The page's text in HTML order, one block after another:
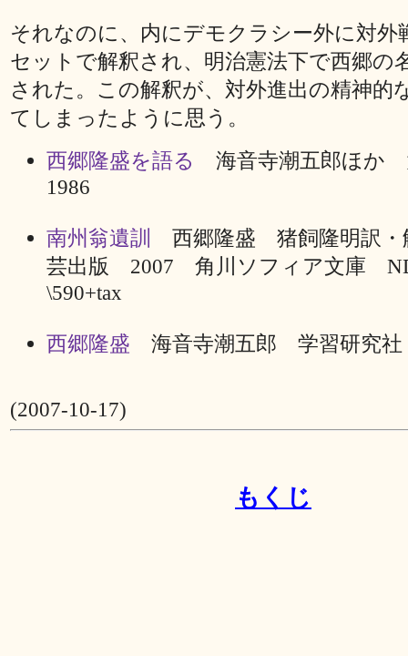
それなのに、内にデモクラシー外に対外
セットで解釈され、明治憲法下で西郷の
された。この解釈が、対外進出の精神的
てしまったように思う。
西郷隆盛を語る
海音寺潮五郎ほ
1986
南州翁遺訓
西郷隆盛 猪飼隆明訳
芸出版 2007 角川ソフィア文庫
\590+tax
西郷隆盛 海音寺潮五郎 学習研究
(2007-10-17)
もくじ